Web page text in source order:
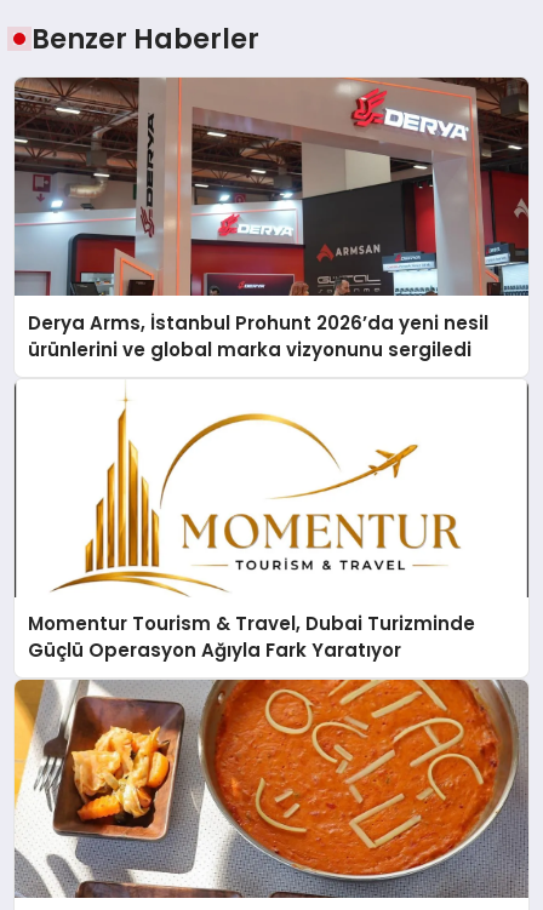
Benzer Haberler
Derya Arms, İstanbul Prohunt 2026’da yeni nesil
ürünlerini ve global marka vizyonunu sergiledi
Momentur Tourism & Travel, Dubai Turizminde
Güçlü Operasyon Ağıyla Fark Yaratıyor